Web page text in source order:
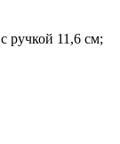
ручкой 11,6 см;